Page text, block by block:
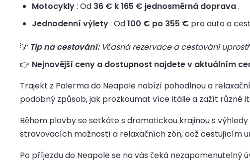
Motocykly: Od 36 € k 165 € jednosměrná doprava.
Jednodenní výlety: Od100 € po 355 € pro auto a
💡 Tip na cestování:Včasná rezervace a cestování
👉 Nejnovější ceny a dostupnost najdete v aktuálním
Trajekt z Palerma do Neapole nabízí pohodlnou a
podobný způsob, jak prozkoumat více Itálie a zažít různé
Během plavby se setkáte s dramatickou krajinou s
stravovacích možností a relaxačních zón, což cestujícím
Po příjezdu do Neapole se na vás čeká